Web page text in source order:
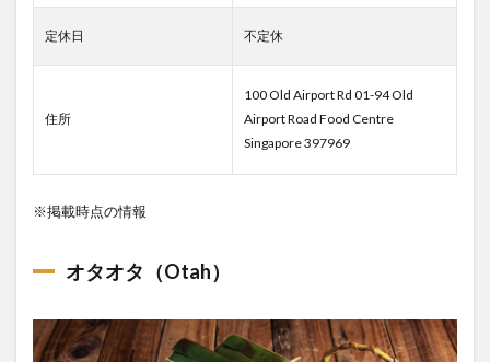
定休日 不定休
住所
100 Old Airport Rd 01-94 Old
Airport Road Food Centre
Singapore 397969
※掲載時点の情報
オタオタ（Otah）